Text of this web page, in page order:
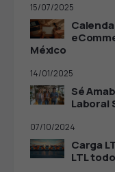
15/07/2025
México
14/01/2025
Sé
Laboral
07/10/2024
Carga
LTL